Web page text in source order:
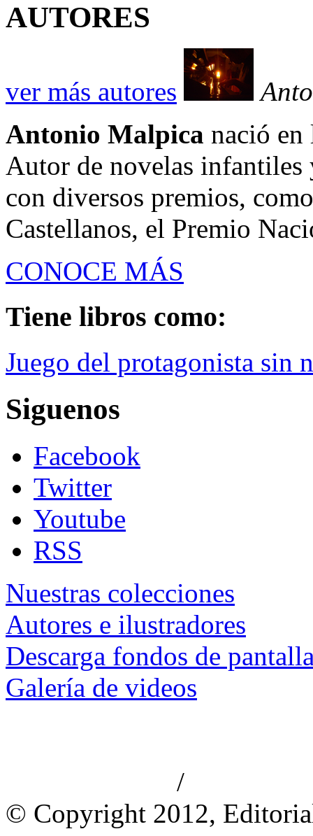
AUTORES
ver más autores
Antonio Malpica nació
Autor de novelas
con diversos premios,
Castellanos, el Premio
CONOCE MÁS
Tiene libros como:
Juego del protagonista sin
Siguenos
Facebook
Twitter
Youtube
RSS
Nuestras colecciones
Autores e ilustradores
Descarga fondos de
Galería de videos
/
© Copyright 2012,